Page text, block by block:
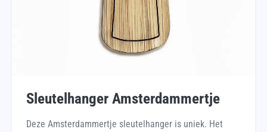
Sleutelhanger Amsterdammertje
Deze Amsterdammertje sleutelhanger is uniek. Het